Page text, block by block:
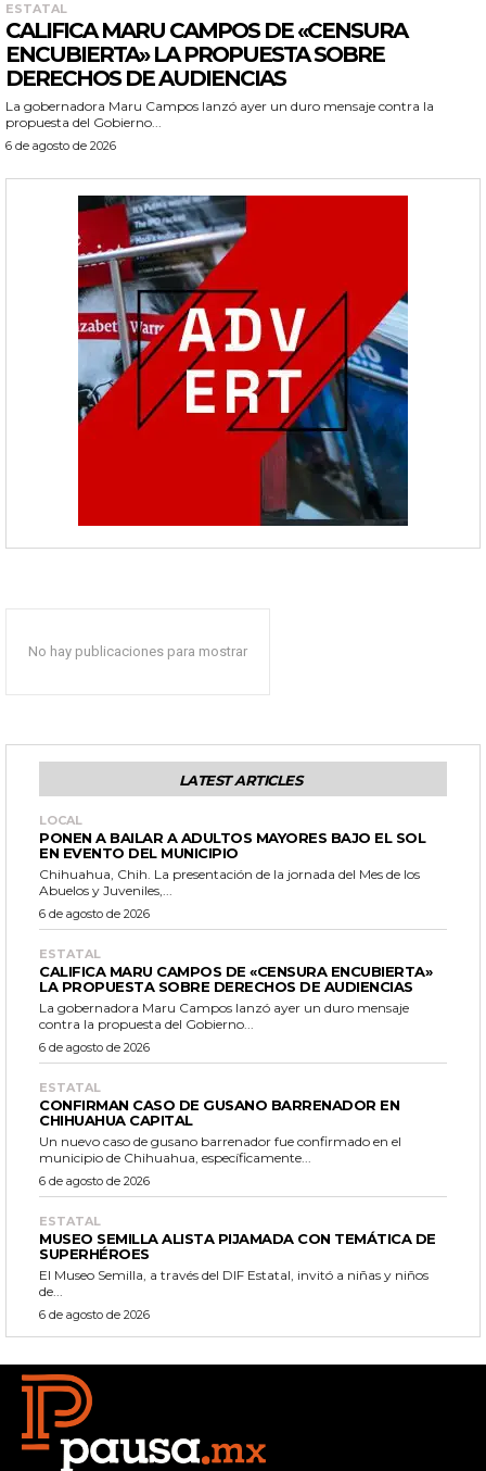
ESTATAL
CALIFICA MARU CAMPOS DE «CENSURA
ENCUBIERTA» LA PROPUESTA SOBRE
DERECHOS DE AUDIENCIAS
La gobernadora Maru Campos lanzó ayer un duro mensaje contra la
propuesta del Gobierno...
6 de agosto de 2026
No hay publicaciones para mostrar
LATEST ARTICLES
LOCAL
PONEN A BAILAR A ADULTOS MAYORES BAJO EL SOL
EN EVENTO DEL MUNICIPIO
Chihuahua, Chih. La presentación de la jornada del Mes de los
Abuelos y Juveniles,...
6 de agosto de 2026
ESTATAL
CALIFICA MARU CAMPOS DE «CENSURA ENCUBIERTA»
LA PROPUESTA SOBRE DERECHOS DE AUDIENCIAS
La gobernadora Maru Campos lanzó ayer un duro mensaje
contra la propuesta del Gobierno...
6 de agosto de 2026
ESTATAL
CONFIRMAN CASO DE GUSANO BARRENADOR EN
CHIHUAHUA CAPITAL
Un nuevo caso de gusano barrenador fue confirmado en el
municipio de Chihuahua, específicamente...
6 de agosto de 2026
ESTATAL
MUSEO SEMILLA ALISTA PIJAMADA CON TEMÁTICA DE
SUPERHÉROES
El Museo Semilla, a través del DIF Estatal, invitó a niñas y niños
de...
6 de agosto de 2026